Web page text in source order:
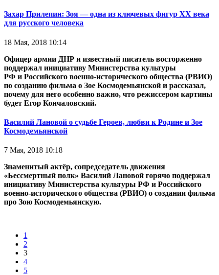
Захар Прилепин: Зоя — одна из ключевых фигур ХХ века
для русского человека
18 Мая, 2018 10:14
Офицер армии ДНР и известный писатель восторженно
поддержал инициативу Министерства культуры
РФ и Российского военно-исторического общества (РВИО)
по созданию фильма о Зое Космодемьянской и рассказал,
почему для него особенно важно, что режиссером картины
будет Егор Кончаловский.
Василий Лановой о судьбе Героев, любви к Родине и Зое
Космодемьянской
7 Мая, 2018 10:18
Знаменитый актёр, сопредседатель движения
«Бессмертный полк» Василий Лановой горячо поддержал
инициативу Министерства культуры РФ и Российского
военно-исторического общества (РВИО) о создании фильма
про Зою Космодемьянскую.
1
2
3
4
5